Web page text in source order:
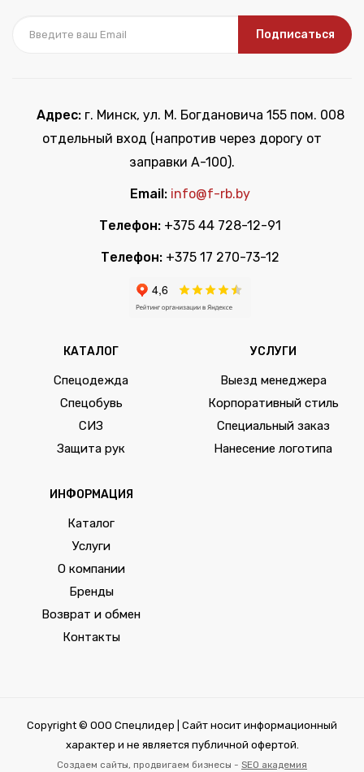
Подписаться
Адрес:г. Минск, ул. М. Богдановича 155 пом. 008
отдельный вход (напротив через дорогу от
заправки А-100).
Email: info@f-rb.by
Телефон: +375 44 728-12-91
Телефон: +375 17 270-73-12
КАТАЛОГ
Спецодежда
Спецобувь
СИЗ
Защита рук
УСЛУГИ
Выезд менеджера
Корпоративный стиль
Специальный заказ
Нанесение логотипа
ИНФОРМАЦИЯ
Каталог
Услуги
О компании
Бренды
Возврат и обмен
Контакты
Copyright © ООО Спецлидер | Сайт носит информационный
характер и не является публичной офертой.
Создаем сайты, продвигаем бизнесы - SEO академия